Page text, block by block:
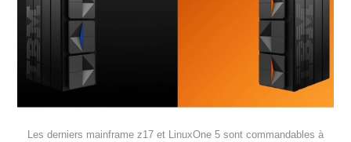
Les derniers mainframe z17 et LinuxOne 5 sont commandables à